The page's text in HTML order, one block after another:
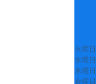
火曜日
水曜日
木曜日
金曜日